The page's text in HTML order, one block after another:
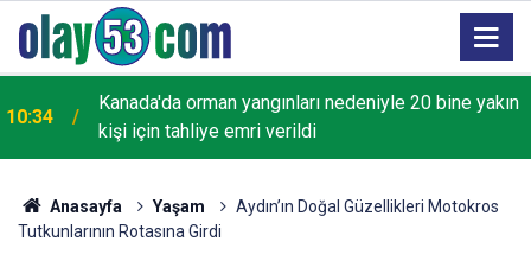
10:34
Kanada'da orman yangınları nedeniyle 20 bine yakın
kişi için tahliye emri verildi
Anasayfa Yaşam
Aydın’ın Doğal Güzellikleri Motokros
Tutkunlarının Rotasına Girdi